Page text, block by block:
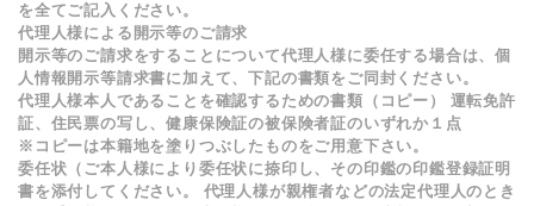
を全てご記入ください。
代理人様による開示等のご請求
開示等のご請求をすることについて代理人様に委任する場合は、個
人情報開示等請求書に加えて、下記の書類をご同封ください。
代理人様本人であることを確認するための書類（コピー） 運転免許
証、住民票の写し、健康保険証の被保険者証のいずれか１点
※コピーは本籍地を塗りつぶしたものをご用意下さい。
委任状（ご本人様により委任状に捺印し、その印鑑の印鑑登録証明
書を添付してください。 代理人様が親権者などの法定代理人のとき